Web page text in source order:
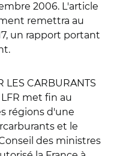
2006. L'article
remettra au
un rapport portant
LES CARBURANTS
met fin au
régions d'une
et le
des ministres